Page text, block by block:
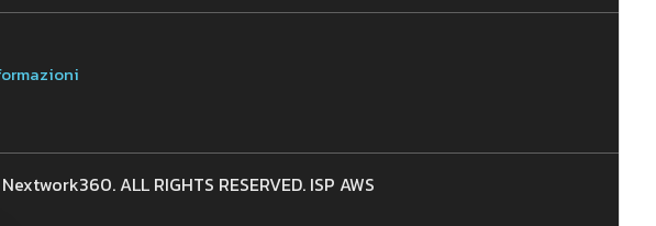
ALL RIGHTS RESERVED. ISP AWS